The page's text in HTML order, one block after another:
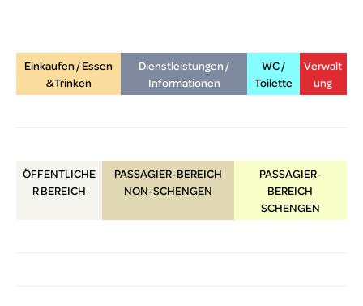
Einkaufen / Essen
& Trinken
Dienstleistungen /
Informationen
WC /
Toilette
Verwalt
ung
ÖFFENTLICHE
RBEREICH
PASSAGIER-BEREICH
NON-SCHENGEN
PASSAGIER-
BEREICH
SCHENGEN